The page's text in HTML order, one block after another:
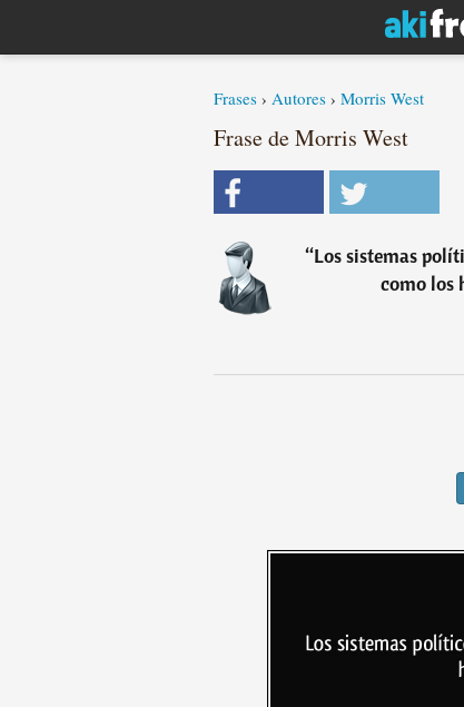
Frases › Autores › Morris West
Frase de Morris West
“Los sistemas
como los